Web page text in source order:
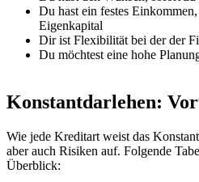
Du hast ein festes
Eigenkapital
Dir ist Flexibilität bei der der
Du möchtest eine hohe
Konstantdarlehen:
Wie jede Kreditart weist das
aber auch Risiken auf. Folgende
Überblick: